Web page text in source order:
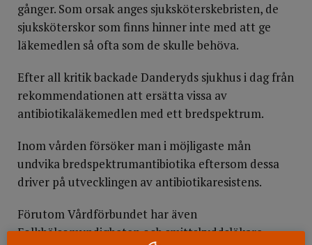
gånger. Som orsak anges sjuksköterskebristen, de
sjuksköterskor som finns hinner inte med att ge
läkemedlen så ofta som de skulle behöva.
Efter all kritik backade Danderyds sjukhus i dag från
rekommendationen att ersätta vissa av
antibiotikaläkemedlen med ett bredspektrum.
Inom vården försöker man i möjligaste mån
undvika bredspektrumantibiotika eftersom dessa
driver på utvecklingen av antibiotikaresistens.
Förutom Vårdförbundet har även
Folkhälsomyndigheten och smittskyddsläkare